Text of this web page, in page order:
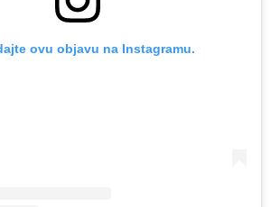
ovu objavu na Instagramu.